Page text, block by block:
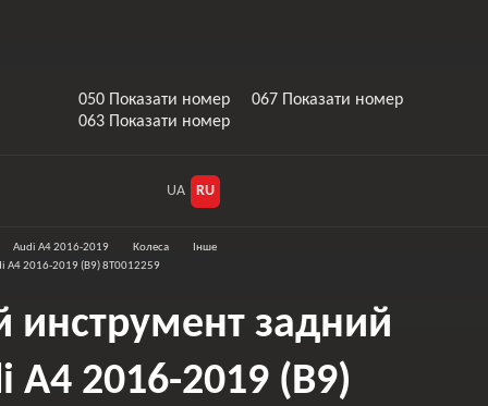
050 Показати номер
067 Показати номер
063 Показати номер
UA RU
Audi A4 2016-2019 Колеса
Інше
A4 2016-2019 (B9) 8T0012259
задний
2016-2019 (B9)